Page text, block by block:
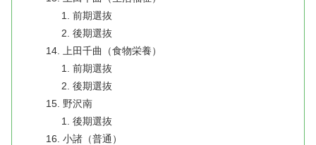
前期選抜
後期選抜
上田千曲（食物栄養）
前期選抜
後期選抜
野沢南
後期選抜
小諸（普通）